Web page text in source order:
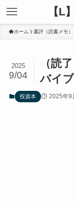
【L
ホーム 書評（読書メモ）
（読
バイブ
2025
9/04
投資本 2025年9